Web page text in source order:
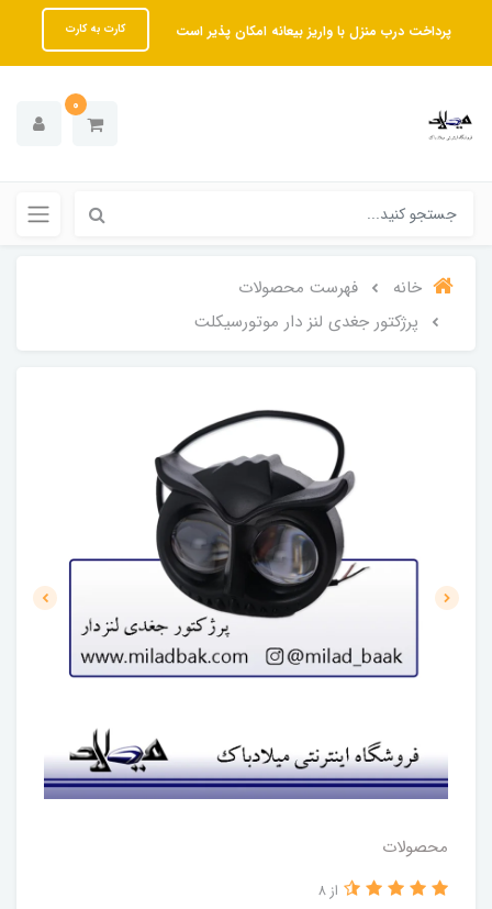
پرداخت درب منزل با واریز بیعانه امکان پذیر است کارت به کارت
0
خانه
فهرست محصولات
پرژکتور جغدی لنز دار موتورسیکلت
محصولات
از 8